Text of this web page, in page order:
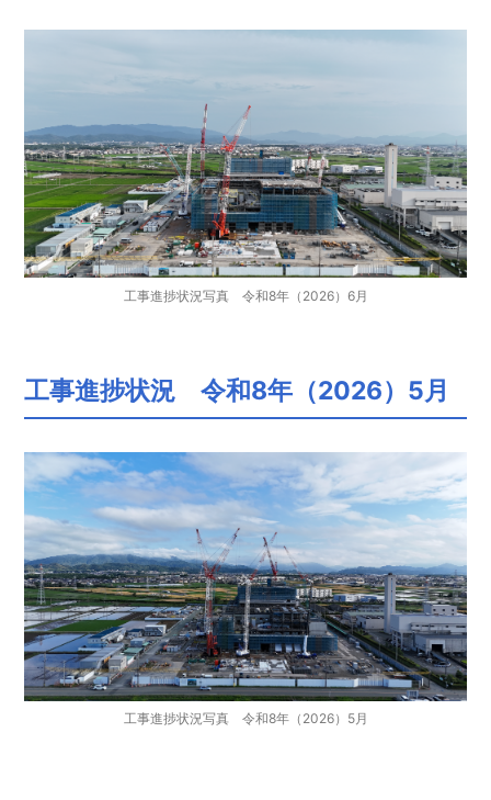
理
施
設
工
事
工事進捗状況写真 令和8年（2026）6月
工事進捗状況 令和8年（2026）5月
工事進捗状況写真 令和8年（2026）5月